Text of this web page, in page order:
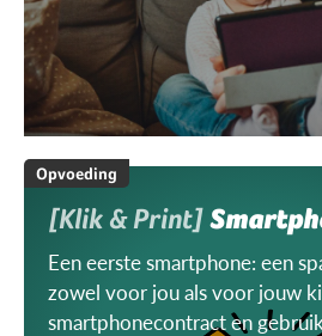
Opvoeding
[Klik & Print]
Een eerste smartphone: een
zowel voor jou als voor jouw
smartphonecontract en